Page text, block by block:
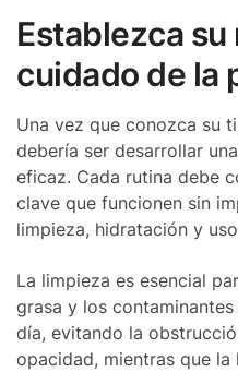
Establezca
cuidado de la
Una vez que conozca su
debería ser desarrollar
eficaz. Cada rutina debe
clave que funcionen sin
limpieza, hidratación y
La limpieza es esencial
grasa y los
día, evitando la
opacidad, mientras que la